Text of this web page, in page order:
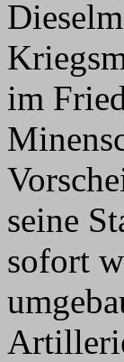
im
seine
sofort